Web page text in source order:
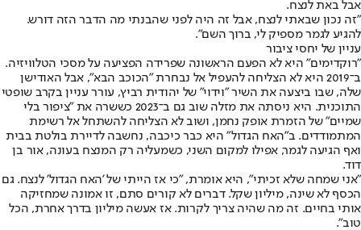
אבל באת לנצח.
"זה נכון שבאתי לנצח, אבל זה היה לפני שהבנתי מה הדבר הזה דורש.
להגיע לגמר מספיק לי, ברוך השם".
עניין של יחסי ציבור
"רוקדימים" היא לא הפעם הראשונה שפרידה הפציעה על מסכי הטלוויזיה.
ב־2019 היא לא הצליחה להעפיל אל נבחרת "הכוכב הבא", אבל האודישן
שלה, שבו ביצעה את השיר "וידוי" של יהודית רביץ, עורר עניין בקרב שופטי
התוכנית. היא ניסתה את מזלה שוב גם ב־2023 כששרה את "ציפור בלי
שמיים" של הזמרת אופק נחמן, ושוב לא הצליחה להשתחל אל רשימת
המתמודדים. ב"האח הגדול" היא כבר כיכבה, נחשבה לדיירת בולטת בבית
ואף הגיעה לגמר, אפילו למקום השני, כשמעליה רק המנצח בעונה, אור בן
דוד.
"אני שמחה שלא זכיתי", היא אומרת, "כי אז הייתי של 'האח הגדול' לנצח. גם
הכסף לא שינה, מיליון שקל. דברים לא קורים סתם, זו אמונה שמחזיקה
אותי בחיים. זה מה שהיה צריך לקרות. אז אעשה מיליון בדרך אחרת, הכל
טוב".